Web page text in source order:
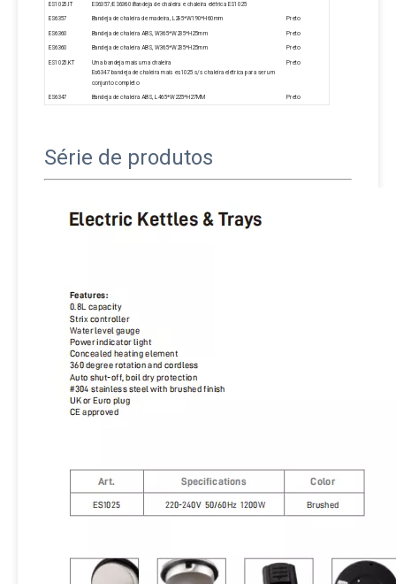
ES1025.IT
ES6357/ES6360 Bandeja de chaleira e chaleira elétrica ES1025
ES6357 Bandeja de chaleira de madeira, L285*W190*H60mm Preto
ES6360 Bandeja de chaleira ABS, W365*W235*H25mm Preto
ES6360 Bandeja de chaleira ABS, W365*W235*H25mm Preto
ES1025.KT
Uma bandeja mais uma chaleira
Es6347 bandeja de chaleira mais es1025 s/s chaleira elétrica para ser um
conjunto completo
Preto
ES6347 Bandeja de chaleira ABS, L465*W225*H27MM Preto
Série de produtos